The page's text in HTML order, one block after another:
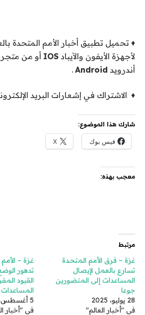
♦ تحميل تطبيق أخبار الأمم المتحدة
لأجهزة الأيفون والآيباد IOS أو من
أندرويد Android
.
♦ الاشتراك في إشعارات البريد
شارك هذا الموضوع:
فيس بوك X
معجب بهذه:
مرتبط
غزة – فرق الأمم المتحدة
تسارع بالعمل لإيصال
المساعدات إلى المتضورين
جوعا
28 يوليو، 2025
في "أخبار العالم"
غزة –
تدهور
القيود
المساعدات
5 أغسطس، 2025
في "أخبار